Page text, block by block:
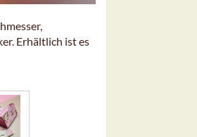
Erhältlich ist es